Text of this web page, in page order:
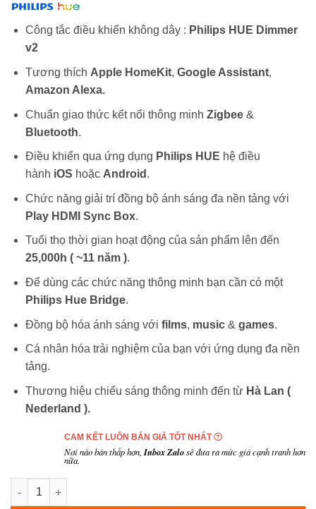
990,000₫.là:
Công tắc điều khiển không dây : Philips HUE Dimmer
v2
Tương thích Apple HomeKit, Google Assistant,
Amazon Alexa.
Chuẩn giao thức kết nối thông minh Zigbee&
Bluetooth.
Điều khiển qua ứng dụng Philips HUE hệ điều
hành iOS hoặc Android .
Chức năng giải trí đồng bộ ánh sáng đa nền tảng với
Play HDMI Sync Box.
Tuổi thọ thời gian hoạt động của sản phẩm lên đến
25,000h ( ~11 năm ).
Để dùng các chức năng thông minh bạn cần có một
Philips Hue Bridge.
Đồng bộ hóa ánh sáng với films, music& games.
Cá nhân hóa trải nghiệm của bạn với ứng dụng đa nền
tảng.
Thương hiệu chiếu sáng thông minh đến từ Hà Lan (
Nederland ).
CAM KẾT LUÔN BÁN GIÁ TỐT NHẤT
Nơi nào bán thấp hơn, Inbox Zalosẽ đưa ra mức giá cạnh tranh hơn
nữa.
Số lượng